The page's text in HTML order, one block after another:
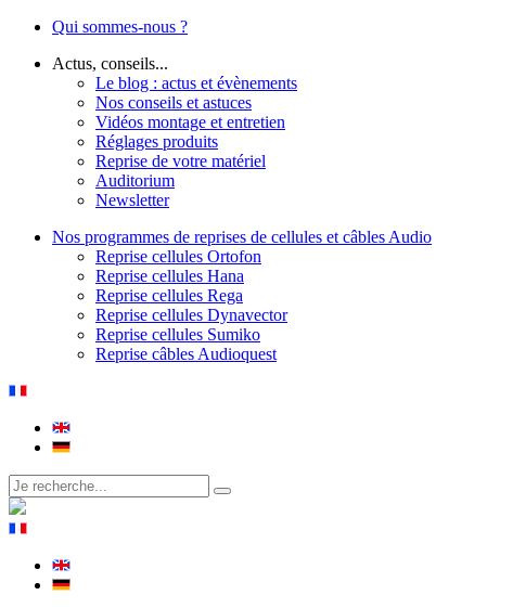
Qui sommes-nous ?
Actus, conseils...
Le blog : actus et évènements
Nos conseils et astuces
Vidéos montage et entretien
Réglages produits
Reprise de votre matériel
Auditorium
Newsletter
Nos programmes de reprises de cellules et câbles Audio
Reprise cellules Ortofon
Reprise cellules Hana
Reprise cellules Rega
Reprise cellules Dynavector
Reprise cellules Sumiko
Reprise câbles Audioquest